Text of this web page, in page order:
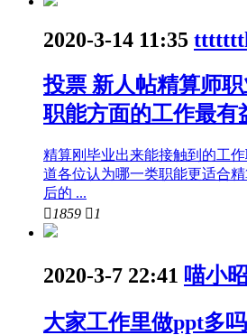
2020-3-14 11:35
投票 新人帖精算师
职能方面的工作最有
精算刚毕业出来能接触到的工
道各位认为哪一类职能更适合
后的 ...
 1859  1
2020-3-7 22:41 喵小昭
大家工作里做ppt多